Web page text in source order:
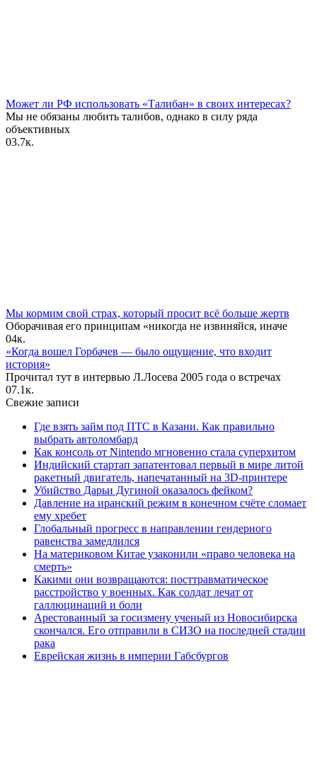
Может ли РФ использовать «Талибан» в своих интересах?
Мы не обязаны любить талибов, однако в силу ряда
объективных
03.7к.
Мы кормим свой страх, который просит всё больше жертв
Оборачивая его принципам «никогда не извиняйся, иначе
04к.
«Когда вошел Горбачев — было ощущение, что входит
история»
Прочитал тут в интервью Л.Лосева 2005 года о встречах
07.1к.
Свежие записи
Где взять займ под ПТС в Казани. Как правильно
выбрать автоломбард
Как консоль от Nintendo мгновенно стала суперхитом
Индийский стартап запатентовал первый в мире литой
ракетный двигатель, напечатанный на 3D-принтере
Убийство Дарьи Дугиной оказалось фейком?
Давление на иранский режим в конечном счёте сломает
ему хребет
Глобальный прогресс в направлении гендерного
равенства замедлился
На материковом Китае узаконили «право человека на
смерть»
Какими они возвращаются: посттравматическое
расстройство у военных. Как солдат лечат от
галлюцинаций и боли
Арестованный за госизмену ученый из Новосибирска
скончался. Его отправили в СИЗО на последней стадии
рака
Еврейская жизнь в империи Габсбургов